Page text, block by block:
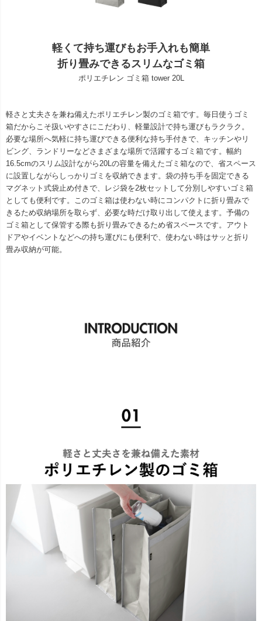
軽くて持ち運びもお手入れも簡単
折り畳みできるスリムなゴミ箱
ポリエチレン ゴミ箱 tower 20L
軽さと丈夫さを兼ね備えたポリエチレン製のゴミ箱です。毎日使うゴミ
箱だからこそ扱いやすさにこだわり、軽量設計で持ち運びもラクラク。
必要な場所へ気軽に持ち運びできる便利な持ち手付きで、キッチンやリ
ビング、ランドリーなどさまざまな場所で活躍するゴミ箱です。幅約
16.5cmのスリム設計ながら20Lの容量を備えたゴミ箱なので、省スペース
に設置しながらしっかりゴミを収納できます。袋の持ち手を固定できる
マグネット式袋止め付きで、レジ袋を2枚セットして分別しやすいゴミ箱
としても便利です。このゴミ箱は使わない時にコンパクトに折り畳みで
きるため収納場所を取らず、必要な時だけ取り出して使えます。予備の
ゴミ箱として保管する際も折り畳みできるため省スペースです。アウト
ドアやイベントなどへの持ち運びにも便利で、使わない時はサッと折り
畳み収納が可能。